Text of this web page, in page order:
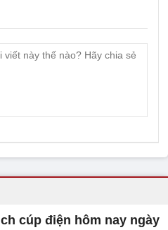
cúp điện hôm nay ngày